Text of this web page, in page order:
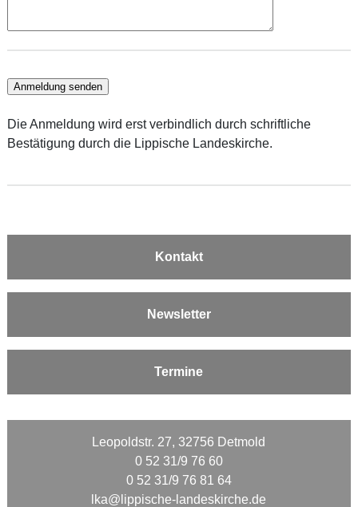
Die Anmeldung wird erst verbindlich durch schriftliche
Bestätigung durch die Lippische Landeskirche.
Kontakt
Newsletter
Termine
Leopoldstr. 27, 32756 Detmold
0 52 31/9 76 60
0 52 31/9 76 81 64
lka@lippische-landeskirche.de